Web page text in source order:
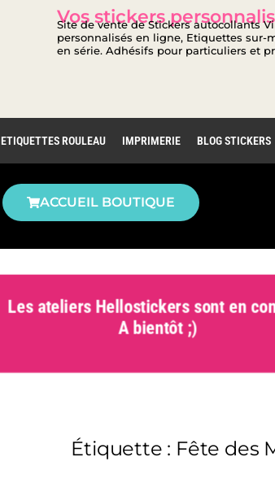
Vos stickers
Site de vente de Stickers autocollants
personnalisés en ligne, Etiquettes sur-
en série. Adhésifs pour particuliers et
ETIQUETTES ROULEAU IMPRIMERIE BLOG STICKERS
ACCUEIL BOUTIQUE
Les ateliers Hellostickers sont en
A bientôt ;)
Étiquette : Fête des